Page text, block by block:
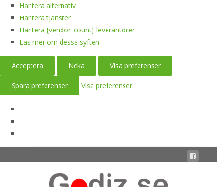
Hantera alternativ
Hantera tjänster
Hantera {vendor_count}-leverantörer
Läs mer om dessa syften
Acceptera Neka Visa preferenser
Spara preferenser Visa preferenser